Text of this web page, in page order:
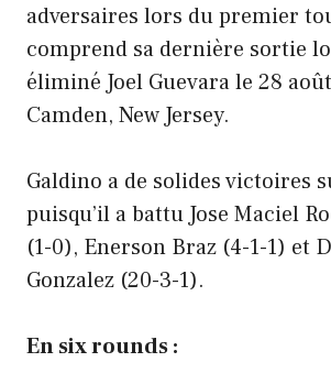
adversaires lors du premier
comprend sa dernière sortie
éliminé Joel Guevara le 28
Camden, New Jersey.
Galdino a de solides victoires
puisqu’il a battu Jose Maciel
(1-0), Enerson Braz (4-1-1) et
Gonzalez (20-3-1).
En six rounds :